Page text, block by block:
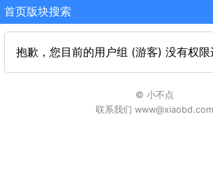
首页版块搜索
抱歉，您目前的用户组 (游客) 没有权限
© 小不点
联系我们 www@xiaobd.com